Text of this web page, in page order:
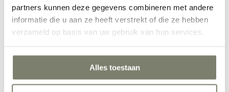
partners kunnen deze gegevens combineren met andere
informatie die u aan ze heeft verstrekt of die ze hebben
verzameld op basis van uw gebruik van hun services.
Alles toestaan
Werkkamer inrichten